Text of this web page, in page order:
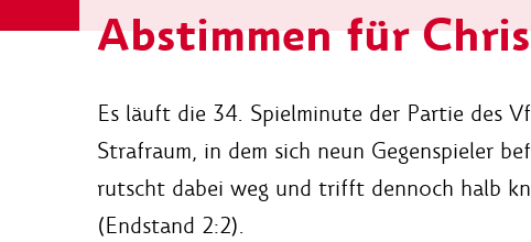
Abstimmen für
Es läuft die 34. Spielminute der Partie des
Strafraum, in dem sich neun Gegenspieler
rutscht dabei weg und trifft dennoch halb
(Endstand 2:2).